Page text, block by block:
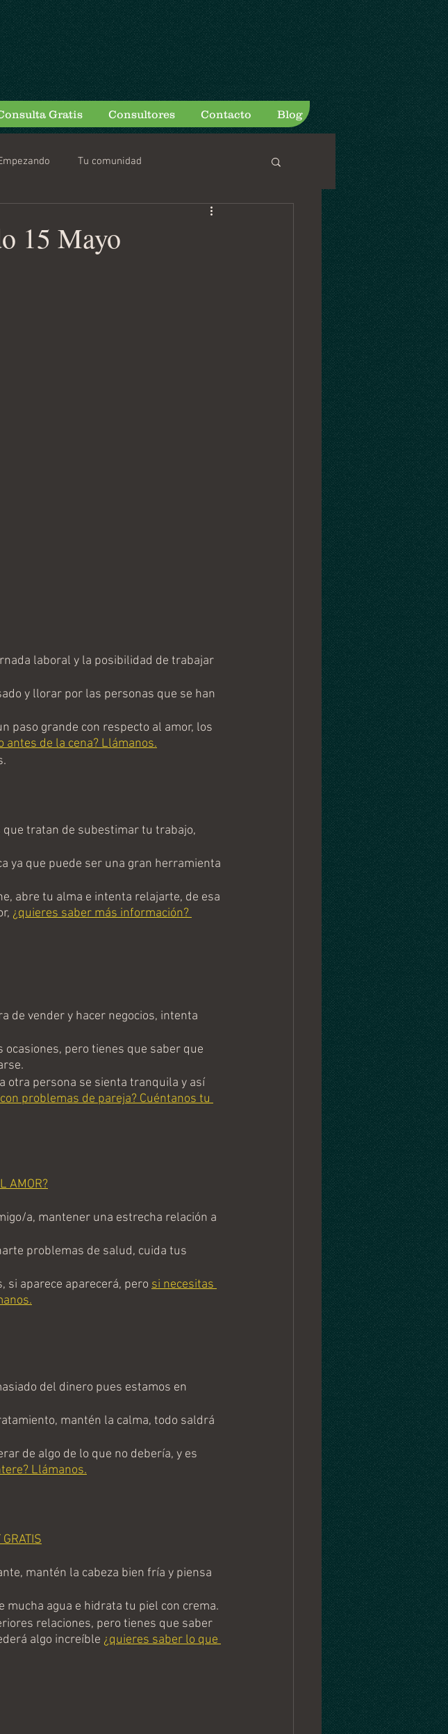
Gratis Consultores Contacto Blog
Tu comunidad
15 Mayo
laboral y la posibilidad de trabajar
y llorar por las personas que se han
paso grande con respecto al amor, los
antes de la cena? Llámanos.
que tratan de subestimar tu trabajo,
ya que puede ser una gran herramienta
abre tu alma e intenta relajarte, de esa
¿quieres saber más información?
de vender y hacer negocios, intenta
pero tienes que saber que
otra persona se sienta tranquila y así
problemas de pareja? Cuéntanos tu
AMOR?
a, mantener una estrecha relación a
problemas de salud, cuida tus
si aparece aparecerá, pero si necesitas
del dinero pues estamos en
mantén la calma, todo saldrá
de algo de lo que no debería, y es
Llámanos.
GRATIS
mantén la cabeza bien fría y piensa
mucha agua e hidrata tu piel con crema.
relaciones, pero tienes que saber
algo increíble ¿quieres saber lo que